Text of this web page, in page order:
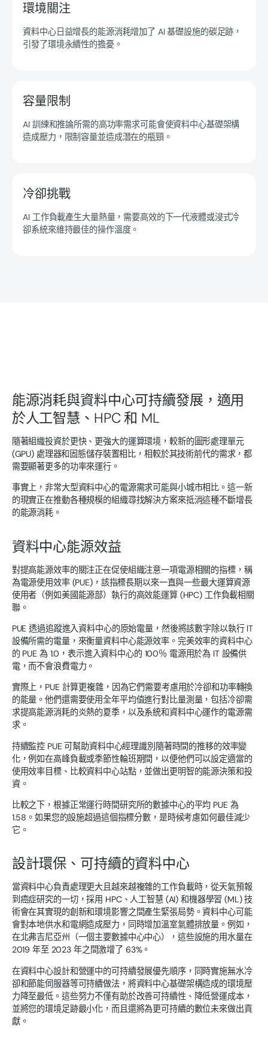
環境關注
資料中心日益增長的能源消耗增加了 AI 基礎設施的碳足跡，
引發了環境永續性的擔憂。
容量限制
AI 訓練和推論所需的高功率需求可能會使資料中心基礎架構
造成壓力，限制容量並造成潛在的瓶頸。
冷卻挑戰
AI 工作負載產生大量熱量，需要高效的下一代液體或浸式冷
卻系統來維持最佳的操作溫度。
能源消耗與資料中心可持續發展，適用
於人工智慧、HPC 和 ML
隨著組織投資於更快、更強大的運算環境，較新的圖形處理單元
(GPU) 處理器和固態儲存裝置相比，相較於其技術前代的需求，都
需要顯著更多的功率來運行。
事實上，非常大型資料中心的電源需求可能與小城市相比。這一新
的現實正在推動各種規模的組織尋找解決方案來抵消這種不斷增長
的能源消耗。
資料中心能源效益
對提高能源效率的關注正在促使組織注意一項電源相關的指標，稱
為電源使用效率 (PUE)，該指標長期以來一直與一些最大運算資源
使用者（例如美國能源部）執行的高效能運算 (HPC) 工作負載相關
聯。
PUE 透過追蹤進入資料中心的原始電量，然後將該數字除以執行 IT
設備所需的電量，來衡量資料中心能源效率。完美效率的資料中心
的 PUE 為 1.0，表示進入資料中心的 100％ 電源用於為 IT 設備供
電，而不會浪費電力。
實際上，PUE 計算更複雜，因為它們需要考慮用於冷卻和功率轉換
的能量。他們還需要使用全年平均值進行對比量測量，包括冷卻需
求提高能源消耗的炎熱的夏季，以及系統和資料中心運作的電源需
求。
持續監控 PUE 可幫助資料中心經理識別隨著時間的推移的效率變
化，例如在高峰負載或季節性輪班期間，以便他們可以設定適當的
使用效率目標、比較資料中心站點，並做出更明智的能源決策和投
資。
比較之下，根據正常運行時間研究所的數據中心的平均 PUE 為
1.58。如果您的設施超過這個指標分數，是時候考慮如何最佳減少
它。
設計環保、可持續的資料中心
當資料中心負責處理更大且越來越複雜的工作負載時，從天氣預報
到癌症研究的一切，採用 HPC、人工智慧 (AI) 和機器學習 (ML) 技
術會在其實現的創新和環境影響之間產生緊張局勢。資料中心可能
會對本地供水和電網造成壓力，同時增加溫室氣體排放量。例如，
在北弗吉尼亞州（一個主要數據中心中心），這些設施的用水量在
2019 年至 2023 年之間激增了 63%。
在資料中心設計和營運中的可持續發展優先順序，同時實施無水冷
卻和節能伺服器等可持續做法，將資料中心基礎架構造成的環境壓
力降至最低。這些努力不僅有助於改善可持續性、降低營運成本，
並將您的環境足跡最小化，而且還將為更可持續的數位未來做出貢
獻。